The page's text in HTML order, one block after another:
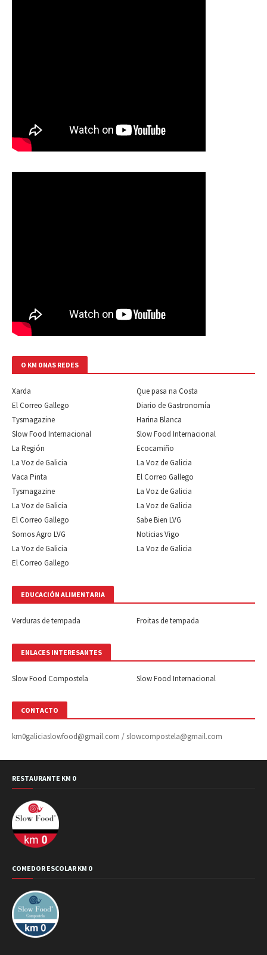
O KM 0 NAS REDES
Xarda
Que pasa na Costa
El Correo Gallego
Diario de Gastronomía
Tysmagazine
Harina Blanca
Slow Food Internacional
Slow Food Internacional
La Región
Ecocamiño
La Voz de Galicia
La Voz de Galicia
Vaca Pinta
El Correo Gallego
Tysmagazine
La Voz de Galicia
La Voz de Galicia
La Voz de Galicia
El Correo Gallego
Sabe Bien LVG
Somos Agro LVG
Noticias Vigo
La Voz de Galicia
La Voz de Galicia
El Correo Gallego
EDUCACIÓN ALIMENTARIA
Verduras de tempada Froitas de tempada
ENLACES INTERESANTES
Slow Food Compostela Slow Food Internacional
CONTACTO
km0galiciaslowfood@gmail.com / slowcompostela@gmail.com
RESTAURANTE KM 0
COMEDOR ESCOLAR KM 0